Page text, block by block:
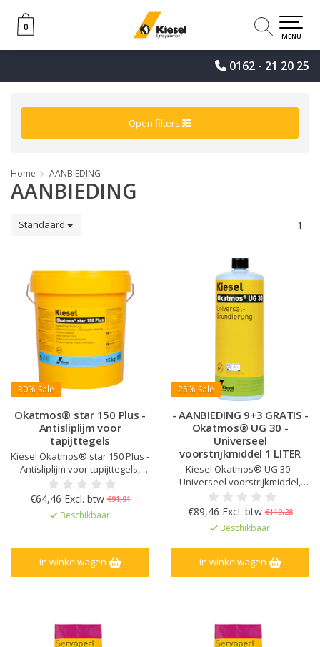
0162 - 21 20 25
0
0
MENU
Open filters
Home AANBIEDING
AANBIEDING
Standaard 1
30% Sale
Okatmos® star 150 Plus -
Antisliplijm voor
tapijttegels
Kiesel Okatmos® star 150 Plus -
Antisliplijm voor tapijttegels,
Eenvoudige verwerking,
Onbegrensde plaatsingstijd,
Oplosmiddelvrij, Speciaal voor
vrij liggende vloerbedekking,
€64,46 Excl. btw €91,91
Beschikbaar
In winkelwagen
25% Sale
- AANBIEDING 9+3 GRATIS -
Okatmos® UG 30 -
Universeel
voorstrijkmiddel 1 LITER
Kiesel Okatmos® UG 30 -
Universeel voorstrijkmiddel,
Snel drogend, Tot 1:1
verdunbaar, Voor zuigende en
niet-zuigende ondergronden,
Voor binnen, buiten en vochtige
ondergronden, Oplosmiddelvrij
en heel emissiearm
€89,46 Excl. btw €119,28
Beschikbaar
In winkelwagen